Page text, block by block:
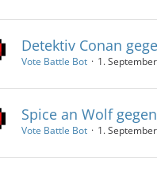
Detektiv Conan
Vote Battle Bot 1.
Spice an Wolf
Vote Battle Bot 1.